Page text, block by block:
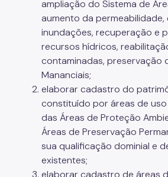
Licenciamento Ambiental Não-
Heliponto
Áreas Contaminadas
Estudos Ambientais
Produtos Perigosos
TCA - Termo de Compromisso
Motogeradores
ampliação do Sistema de
aumento da
inundações, recuperação e
recursos hídricos,
contaminadas, preservação
Mananciais;
elaborar cadastro do
constituído por áreas de
das Áreas de Proteção
Áreas de Preservação
sua qualificação dominial e
existentes;
elaborar cadastro de áreas